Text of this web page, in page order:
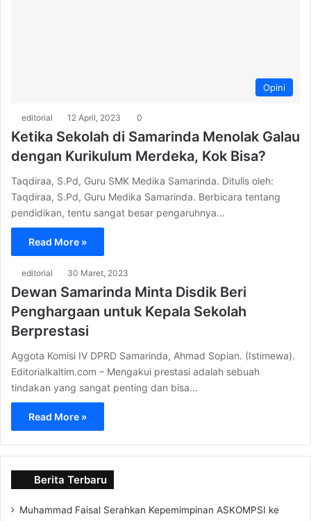
Opini
editorial 12 April, 2023 0
Ketika Sekolah di Samarinda Menolak Galau
dengan Kurikulum Merdeka, Kok Bisa?
Taqdiraa, S.Pd, Guru SMK Medika Samarinda. Ditulis oleh:
Taqdiraa, S.Pd, Guru Medika Samarinda. Berbicara tentang
pendidikan, tentu sangat besar pengaruhnya…
Read More »
editorial 30 Maret, 2023
Dewan Samarinda Minta Disdik Beri
Penghargaan untuk Kepala Sekolah
Berprestasi
Aggota Komisi IV DPRD Samarinda, Ahmad Sopian. (Istimewa).
Editorialkaltim.com – Mengakui prestasi adalah sebuah
tindakan yang sangat penting dan bisa…
Read More »
Berita Terbaru
Muhammad Faisal Serahkan Kepemimpinan ASKOMPSI ke